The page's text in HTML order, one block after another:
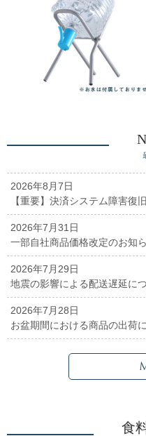
2026年8月7日
【重要】決済システム障害復
2026年7月31日
一部自社商品価格改定のお知
2026年7月29日
地震の影響による配送遅延に
2026年7月28日
お盆期間における商品の出荷
食